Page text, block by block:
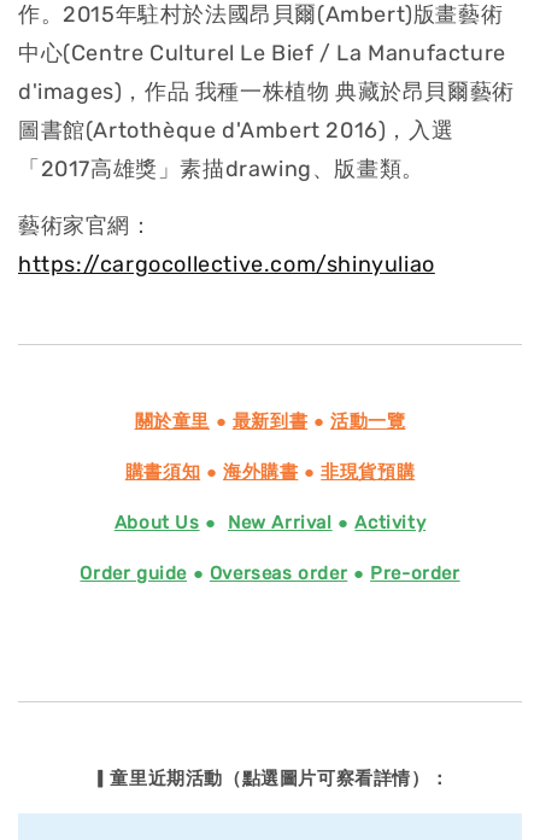
作。2015年駐村於法國昂貝爾(Ambert)版畫藝術
中心(Centre Culturel Le Bief / La Manufacture
d'images)，作品 我種一株植物 典藏於昂貝爾藝術
圖書館(Artothèque d'Ambert 2016)，入選
「2017高雄獎」素描drawing、版畫類。
藝術家官網：
https://cargocollective.com/shinyuliao
關於童里 ● 最新到書 ●活動一覽
購書須知 ● 海外購書 ●非現貨預購
About Us ● New Arrival ●Activity
Order guide ● Overseas order● Pre-order
▎童里近期活動（點選圖片可察看詳情）：